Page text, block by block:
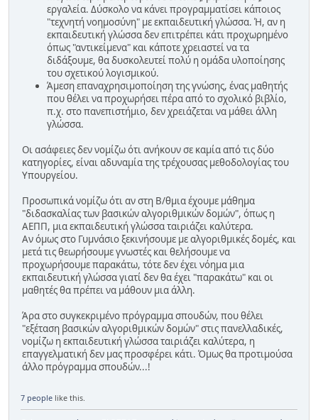
εργαλεία. Δύσκολο να κάνει προγραμματίσει κάποιος
"τεχνητή νοημοσύνη" με εκπαιδευτική γλώσσα. Ή, αν η
εκπαιδευτική γλώσσα δεν επιτρέπει κάτι προχωρημένο
όπως "αντικείμενα" και κάποτε χρειαστεί να τα
διδάξουμε, θα δυσκολευτεί πολύ η ομάδα υλοποίησης
του σχετικού λογισμικού.
Άμεση επαναχρησιμοποίηση της γνώσης, ένας μαθητής
που θέλει να προχωρήσει πέρα από το σχολικό βιβλίο,
π.χ. στο πανεπιστήμιο, δεν χρειάζεται να μάθει άλλη
γλώσσα.
Οι ασάφειες δεν νομίζω ότι ανήκουν σε καμία από τις δύο
κατηγορίες, είναι αδυναμία της τρέχουσας μεθοδολογίας του
Υπουργείου.
Προσωπικά νομίζω ότι αν στη Β/θμια έχουμε μάθημα
"διδασκαλίας των βασικών αλγοριθμικών δομών", όπως η
ΑΕΠΠ, μια εκπαιδευτική γλώσσα ταιριάζει καλύτερα.
Αν όμως στο Γυμνάσιο ξεκινήσουμε με αλγοριθμικές δομές, και
μετά τις θεωρήσουμε γνωστές και θελήσουμε να
προχωρήσουμε παρακάτω, τότε δεν έχει νόημα μια
εκπαιδευτική γλώσσα γιατί δεν θα έχει "παρακάτω" και οι
μαθητές θα πρέπει να μάθουν μια άλλη.
Άρα στο συγκεκριμένο πρόγραμμα σπουδών, που θέλει
"εξέταση βασικών αλγοριθμικών δομών" στις πανελλαδικές,
νομίζω η εκπαιδευτική γλώσσα ταιριάζει καλύτερα, η
επαγγελματική δεν μας προσφέρει κάτι. Όμως θα προτιμούσα
άλλο πρόγραμμα σπουδών...!
7 people like this.